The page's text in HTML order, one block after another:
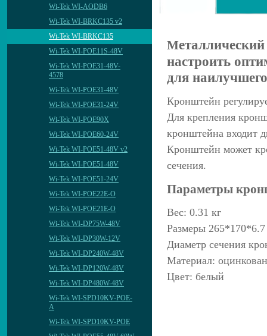
Wi-Tek WI-AODB6
Wi-Tek WI-BRKC135 v2
Wi-Tek WI-BRKC135
Wi-Tek WI-POE11S-48V
Wi-Tek WI-POE31-48V-
4578
Wi-Tek WI-POE31-48V
Wi-Tek WI-POE31-24V
Wi-Tek WI-POE90X
Wi-Tek WI-POE60-24V
Wi-Tek WI-POE51-48V v2
Wi-Tek WI-POE51-48V
Wi-Tek WI-POE51-24V
Wi-Tek WI-POE22E-O
Wi-Tek WI-POE21E-O
Wi-Tek WI-DP75W-48V
Wi-Tek WI-DP30W-12V
Wi-Tek WI-DP240W-48V
Wi-Tek WI-DP120W-48V
Wi-Tek WI-DP480W-48V
Wi-Tek WI-SPD10KV-POE-
A
Wi-Tek WI-SPD10KV-POE
М
настроить
для
Кронштейн
Для крепления
кронштейна входит
Кронштейн может
сечения.
Параметры
Вес: 0.31 кг
Размеры
Диаметр сечения
Материал:
Цвет: белый